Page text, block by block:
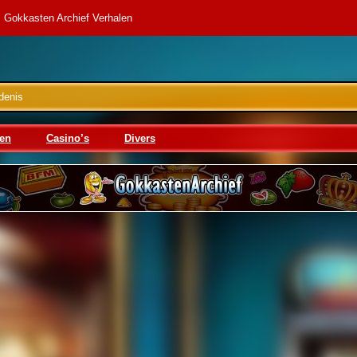
Gokkasten Archief Verhalen
Casino’s Divers